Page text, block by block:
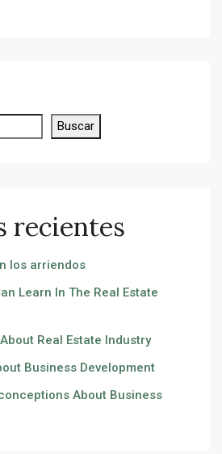
Buscar
recientes
los arriendos
Learn In The Real Estate
Real Estate Industry
Business Development
About Business